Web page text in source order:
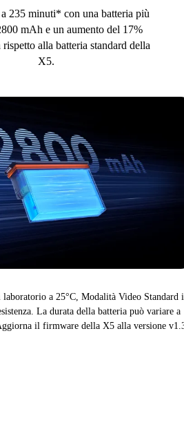
235 minuti* con una batteria più
mAh e un aumento del 17%
rispetto alla batteria standard della
X5.
a 25°C, Modalità Video Standard
La durata della batteria può variare a
il firmware della X5 alla versione